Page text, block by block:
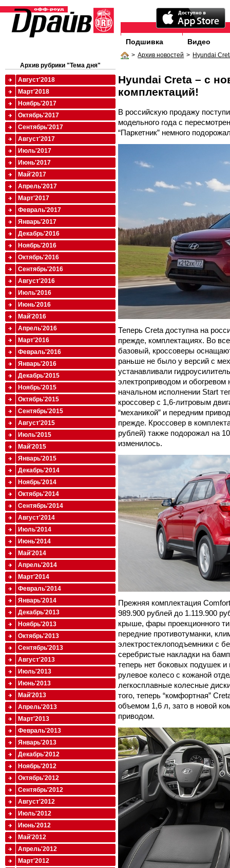
Подшивка Видео
> Архив новостей > Hyundai
Hyundai Creta – с
комплектаций!
В российскую продажу
модельного года с
“Паркетник” немного
Теперь Creta доступна на
прежде, комплектациях. Во
базовый, кроссоверы
раньше не было у версий с
устанавливали
электроприводом и
начальном исполнении Start
кроссовер с 1,6-литровым
“механикой” и передним
прежде. Кроссовер в
рублей) также подорожал на
изменилось.
Прежняя комплектация
989.900 рублей до 1.119.900
крыше, фары проекционного
передние противотуманки,
электростеклоподъемники с
серебристые накладки на
теперь нет боковых подушек и
рулевое колесо с кожаной
легкосплавные колесные
того, теперь “комфортная”
объемом 1,6 л, зато в новой
приводом.
Архив рубрики "Тема дня"
Август'2018
Март'2018
Ноябрь'2017
Октябрь'2017
Сентябрь'2017
Август'2017
Июль'2017
Июнь'2017
Май'2017
Апрель'2017
Март'2017
Февраль'2017
Январь'2017
Декабрь'2016
Ноябрь'2016
Октябрь'2016
Сентябрь'2016
Август'2016
Июль'2016
Июнь'2016
Май'2016
Апрель'2016
Март'2016
Февраль'2016
Январь'2016
Декабрь'2015
Ноябрь'2015
Октябрь'2015
Сентябрь'2015
Август'2015
Июль'2015
Май'2015
Январь'2015
Декабрь'2014
Ноябрь'2014
Октябрь'2014
Сентябрь'2014
Август'2014
Июль'2014
Июнь'2014
Май'2014
Апрель'2014
Март'2014
Февраль'2014
Январь'2014
Декабрь'2013
Ноябрь'2013
Октябрь'2013
Сентябрь'2013
Август'2013
Июль'2013
Июнь'2013
Май'2013
Апрель'2013
Март'2013
Февраль'2013
Январь'2013
Декабрь'2012
Ноябрь'2012
Октябрь'2012
Сентябрь'2012
Август'2012
Июль'2012
Июнь'2012
Май'2012
Апрель'2012
Март'2012